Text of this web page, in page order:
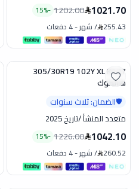
1021.70
1202.00
-
15%
255.43
/شهر-4 دفعات
305/30R19 102Y XL K127
هانكوك
🛡️الضمان: ثلاث سنوات
متعدد المنشأ/تاريخ 2025
1042.10
1226.00
-
15%
260.52
/شهر-4 دفعات